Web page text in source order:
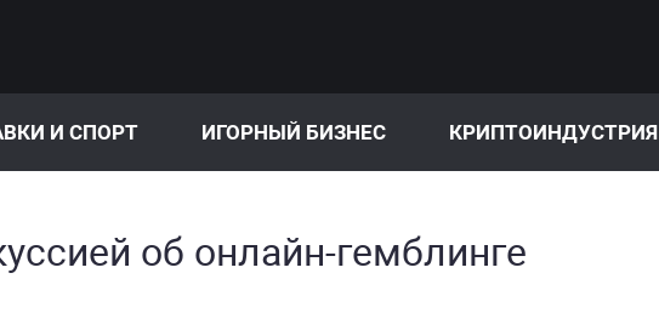
И СПОРТ ИГОРНЫЙ БИЗНЕС КРИПТОИНДУСТРИЯ
об онлайн-гемблинге